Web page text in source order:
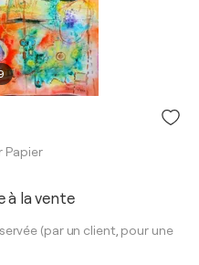
Papier
à la vente
(par un client, pour une